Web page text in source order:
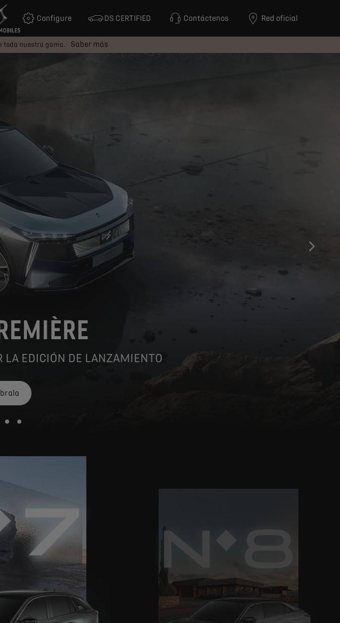
Configure DS CERTIFIED Contáctenos Red oficial
toda nuestra gama. Saber más
LA EDICIÓN DE LANZAMIENTO